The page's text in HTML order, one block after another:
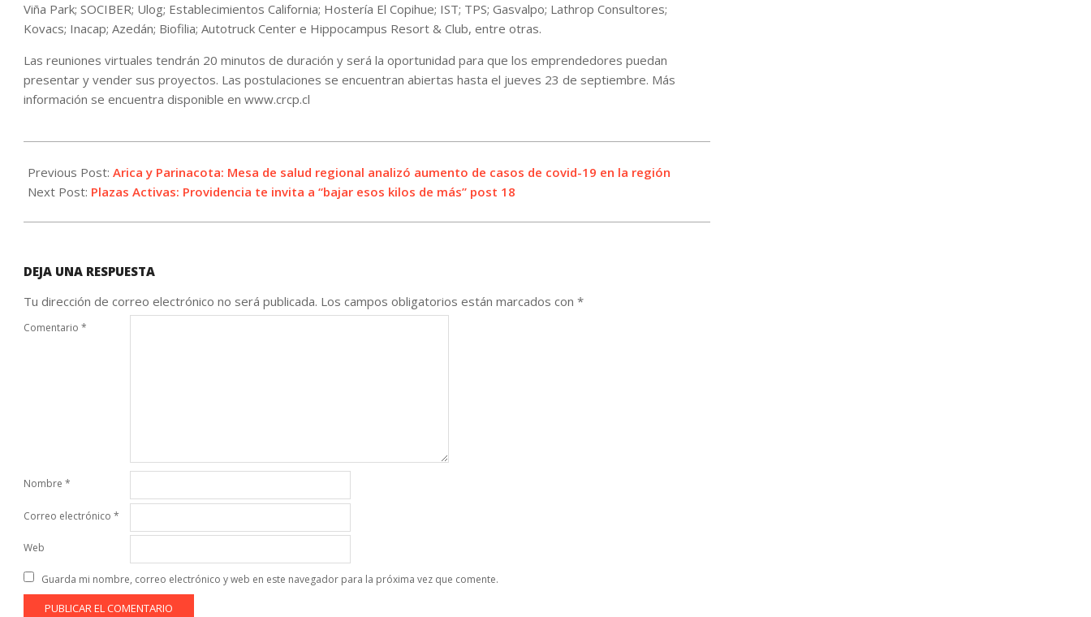
Viña Park; SOCIBER; Ulog; Establecimientos California; Hostería El Copihue; IST; TPS; Gasvalpo; Lathrop Consultores;
Kovacs; Inacap; Azedán; Biofilia; Autotruck Center e Hippocampus Resort & Club, entre otras.
Las reuniones virtuales tendrán 20 minutos de duración y será la oportunidad para que los emprendedores puedan
presentar y vender sus proyectos. Las postulaciones se encuentran abiertas hasta el jueves 23 de septiembre. Más
información se encuentra disponible en www.crcp.cl
09-
20
Previous Post: Arica y Parinacota: Mesa de salud regional analizó aumento de casos de covid-19 en la región
Next Post: Plazas Activas: Providencia te invita a “bajar esos kilos de más” post 18
DEJA UNA RESPUESTA
Tu dirección de correo electrónico no será publicada. Los campos obligatorios están marcados con *
Comentario *
Nombre *
Correo electrónico *
Web
Guarda mi nombre, correo electrónico y web en este navegador para la próxima vez que comente.